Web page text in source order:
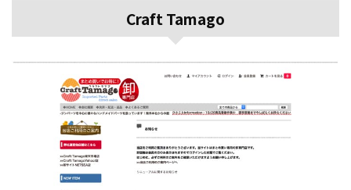
Craft Tamago